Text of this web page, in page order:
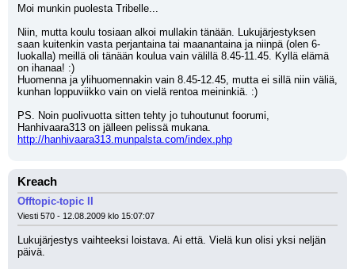
Moi munkin puolesta Tribelle...
Niin, mutta koulu tosiaan alkoi mullakin tänään. Lukujärjestyksen
saan kuitenkin vasta perjantaina tai maanantaina ja niinpä (olen 6-
luokalla) meillä oli tänään koulua vain välillä 8.45-11.45. Kyllä elämä
on ihanaa! :)
Huomenna ja ylihuomennakin vain 8.45-12.45, mutta ei sillä niin väliä,
kunhan loppuviikko vain on vielä rentoa meininkiä. :)
PS. Noin puolivuotta sitten tehty jo tuhoutunut foorumi,
Hanhivaara313 on jälleen pelissä mukana.
http://hanhivaara313.munpalsta.com/index.php
Kreach
Offtopic-topic II
Viesti 570 - 12.08.2009 klo 15:07:07
Lukujärjestys vaihteeksi loistava. Ai että. Vielä kun olisi yksi neljän
päivä.